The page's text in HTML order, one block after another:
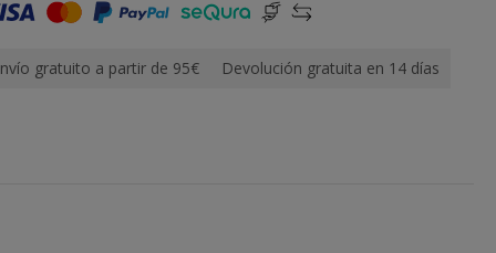
gratuito a partir de 95€ Devolución gratuita en 14 días